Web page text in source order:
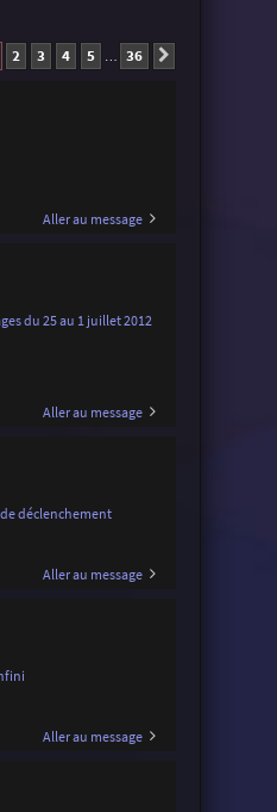
1sur36
2 3 4 5 … 36
Aller au message
du 25 au 1 juillet 2012
Aller au message
déclenchement
Aller au message
Aller au message